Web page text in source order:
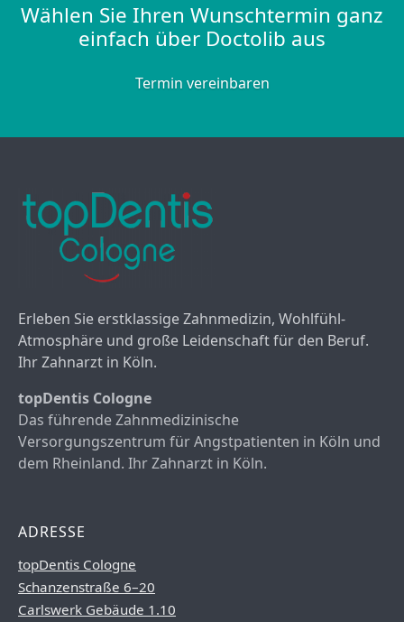
Wählen Sie Ihren Wunschtermin ganz
einfach über Doctolib aus
Termin vereinbaren
Erleben Sie erstklassige Zahnmedizin, Wohlfühl-
Atmosphäre und große Leidenschaft für den Beruf.
Ihr Zahnarzt in Köln.
topDentis Cologne
Das führende Zahnmedizinische
Versorgungszentrum für Angstpatienten in Köln und
dem Rheinland. Ihr Zahnarzt in Köln.
ADRESSE
topDentis Cologne
Schanzenstraße 6–20
Carlswerk Gebäude 1.10